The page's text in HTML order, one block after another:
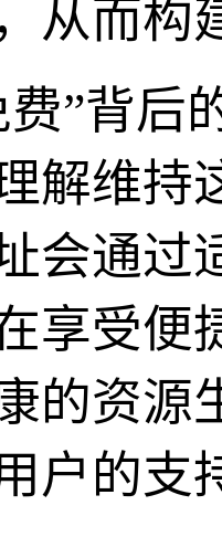
从而构
费”背后
解维持
会通过
享受便
的资源
户的支